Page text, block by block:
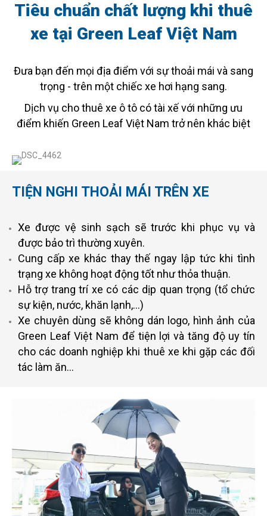
Tiêu chuẩn chất lượng khi thuê
xe tại Green Leaf Việt Nam
Đưa bạn đến mọi địa điểm với sự thoải mái và sang
trọng - trên một chiếc xe hơi hạng sang.
Dịch vụ cho thuê xe ô tô có tài xế với những ưu
điểm khiến Green Leaf Việt Nam trở nên khác biệt
TIỆN NGHI THOẢI MÁI TRÊN XE
Xe được vệ sinh sạch sẽ trước khi phục vụ và
được bảo trì thường xuyên.
Cung cấp xe khác thay thế ngay lập tức khi tình
trạng xe không hoạt động tốt như thỏa thuận.
Hỗ trợ trang trí xe có các dịp quan trọng (tổ chức
sự kiện, nước, khăn lạnh,…)
Xe chuyên dùng sẽ không dán logo, hình ảnh của
Green Leaf Việt Nam để tiện lợi và tăng độ uy tín
cho các doanh nghiệp khi thuê xe khi gặp các đối
tác làm ăn…